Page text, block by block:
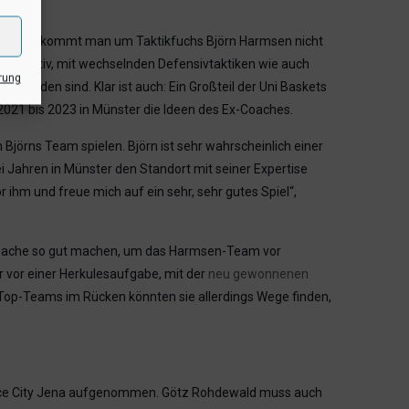
geht, kommt man um Taktikfuchs Björn Harmsen nicht
kreativ, mit wechselnden Defensivtaktiken wie auch
finden sind. Klar ist auch: Ein Großteil der Uni Baskets
bis 2023 in Münster die Ideen des Ex-Coaches.
Team spielen. Björn ist sehr wahrscheinlich einer
Jahren in Münster den Standort mit seiner Expertise
und freue mich auf ein sehr, sehr gutes Spiel“,
so gut machen, um das Harmsen-Team vor
einer Herkulesaufgabe, mit der neu gewonnenen
Teams im Rücken könnten sie allerdings Wege finden,
City Jena aufgenommen. Götz Rohdewald muss auch